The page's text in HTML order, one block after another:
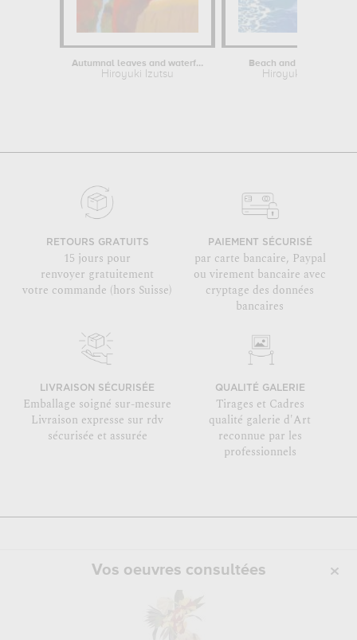
Autumnal leaves and waterfalls
Hiroyuki Izutsu
Beach and Pine Forest
Hiroyuki Izutsu
RETOURS GRATUITS
15 jours pour
renvoyer gratuitement
votre commande (hors Suisse)
PAIEMENT SÉCURISÉ
par carte bancaire, Paypal
ou virement bancaire avec
cryptage des données
bancaires
LIVRAISON SÉCURISÉE
Emballage soigné sur-mesure
Livraison expresse sur rdv
sécurisée et assurée
QUALITÉ GALERIE
Tirages et Cadres
qualité galerie d'Art
reconnue par les
professionnels
Vos oeuvres consultées